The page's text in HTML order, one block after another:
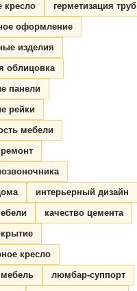
кресло
герметизация труб
оформление
изделия
облицовка
панели
рейки
мебели
интерьерный дизайн
качество цемента
кресло
люмбар-суппорт